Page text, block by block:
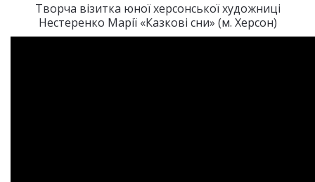
Творча візитка юної херсонської художниці
Нестеренко Марії «Казкові сни» (м. Херсон)